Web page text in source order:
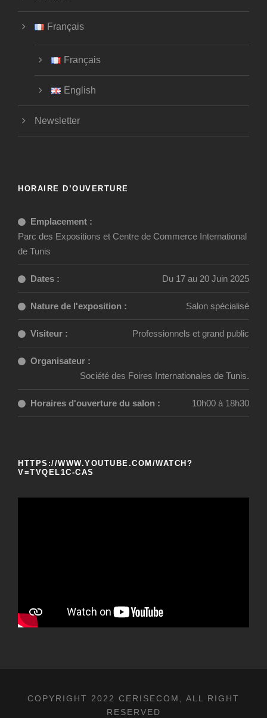
Français
Français
English
Newsletter
HORAIRE D’OUVERTURE
Emplacement :
Parc des Expositions et Centre de Commerce International
de Tunis
Dates : Du 17 au 20 Juin 2025
Nature de l'exposition : Salon spécialisé
Visiteur : Professionnels et grand public
Organisateur :
Société des Foires Internationales de Tunis.
Horaires d'ouverture du salon : 10h00 à 18h30
HTTPS://WWW.YOUTUBE.COM/WATCH?
V=TVQEL1C-CAS
COPYRIGHT 2022 CERISECOM, ALL RIGHT
RESERVED